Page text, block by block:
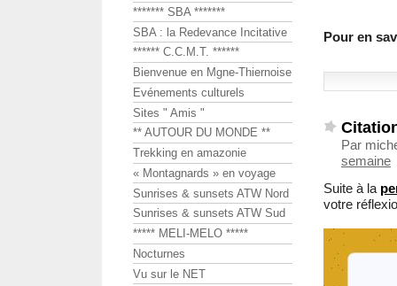
Pour en
Par
semaine
Suite à la
votre
******* SBA *******
SBA : la Redevance Incitative
****** C.C.M.T. ******
Bienvenue en Mgne-Thiernoise
Evénements culturels
Sites " Amis "
** AUTOUR DU MONDE **
Trekking en amazonie
« Montagnards » en voyage
Sunrises & sunsets ATW Nord
Sunrises & sunsets ATW Sud
***** MELI-MELO *****
Nocturnes
Vu sur le NET